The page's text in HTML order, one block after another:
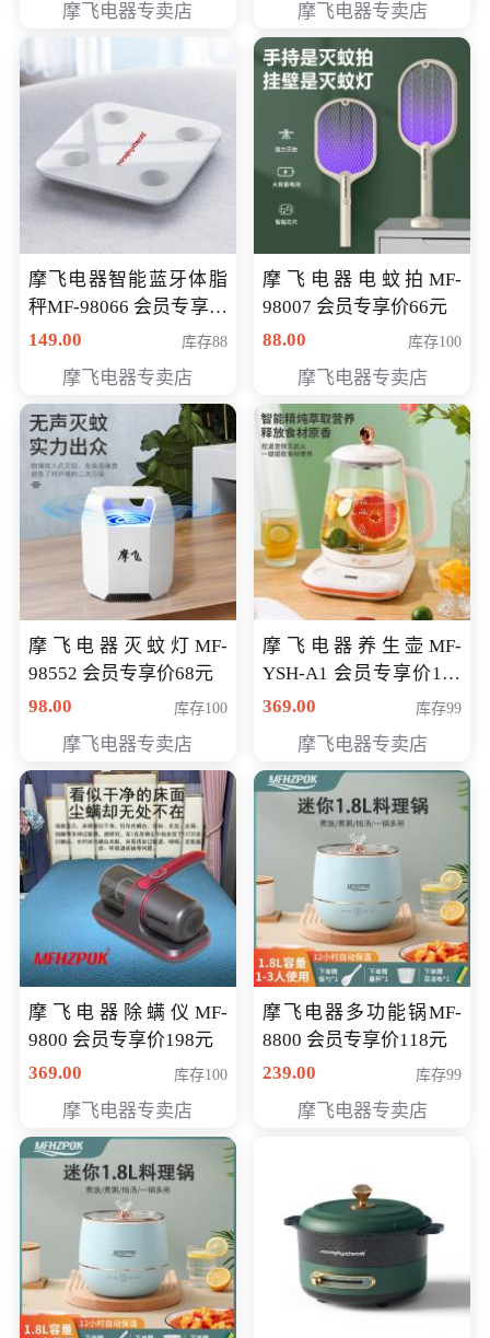
摩飞电器专卖店 摩飞电器专卖店
摩飞电器智能蓝牙体脂
秤MF-98066 会员专享价
98元
149.00 库存88
摩飞电器专卖店
摩飞电器电蚊拍MF-
98007 会员专享价66元
88.00
库存100
摩飞电器专卖店
摩飞电器灭蚊灯MF-
98552 会员专享价68元
98.00
库存100
摩飞电器专卖店
摩飞电器养生壶MF-
YSH-A1 会员专享价198
元
369.00 库存99
摩飞电器专卖店
摩飞电器除螨仪MF-
9800 会员专享价198元
369.00
库存100
摩飞电器专卖店
摩飞电器多功能锅MF-
8800 会员专享价118元
239.00
库存99
摩飞电器专卖店